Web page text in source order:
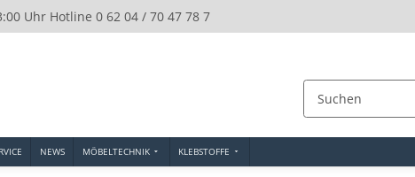
Uhr Hotline 0 62 04 / 70 47 78 7
NEWS MÖBELTECHNIK KLEBSTOFFE